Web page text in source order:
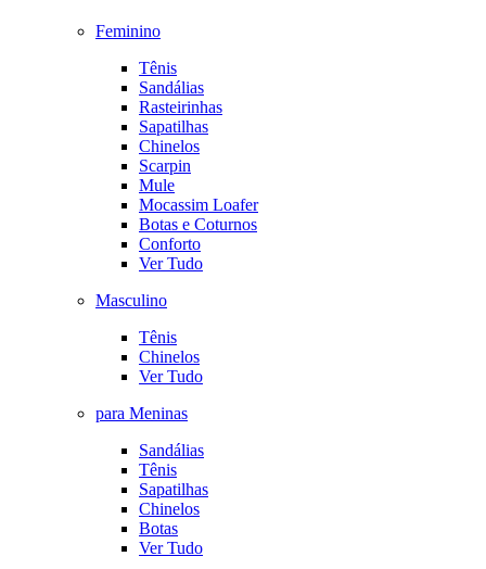
Feminino
Tênis
Sandálias
Rasteirinhas
Sapatilhas
Chinelos
Scarpin
Mule
Mocassim Loafer
Botas e Coturnos
Conforto
Ver Tudo
Masculino
Tênis
Chinelos
Ver Tudo
para Meninas
Sandálias
Tênis
Sapatilhas
Chinelos
Botas
Ver Tudo